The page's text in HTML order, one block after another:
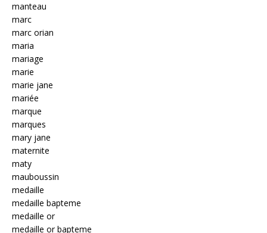
manteau
marc
marc orian
maria
mariage
marie
marie jane
mariée
marque
marques
mary jane
maternite
maty
mauboussin
medaille
medaille bapteme
medaille or
medaille or bapteme